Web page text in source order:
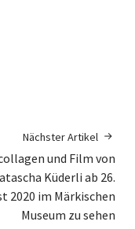
Nächster Artikel
und Film von
Küderli ab 26.
2020 im Märkischen
Museum zu sehen